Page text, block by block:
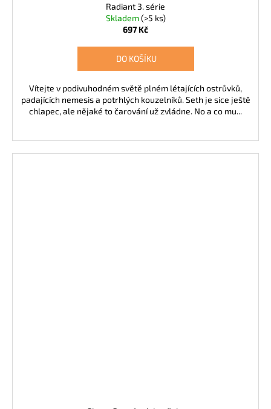
Radiant 3. série
Skladem(>5 ks)
697 Kč
DO KOŠÍKU
Vítejte v podivuhodném světě plném létajících ostrůvků,
padajících nemesis a potrhlých kouzelníků. Seth je sice ještě
chlapec, ale nějaké to čarování už zvládne. No a co mu...